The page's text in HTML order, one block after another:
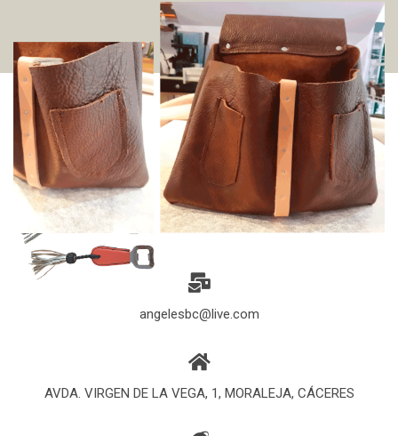
angelesbc@live.com
AVDA. VIRGEN DE LA VEGA, 1, MORALEJA, CÁCERES